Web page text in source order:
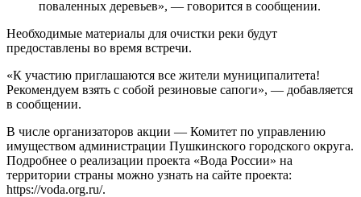
поваленных деревьев», — говорится в сообщении.
Необходимые материалы для очистки реки будут
предоставлены во время встречи.
«К участию приглашаются все жители муниципалитета!
Рекомендуем взять с собой резиновые сапоги», — добавляется
в сообщении.
В числе организаторов акции — Комитет по управлению
имуществом администрации Пушкинского городского округа.
Подробнее о реализации проекта «Вода России» на
территории страны можно узнать на сайте проекта:
https://voda.org.ru/.